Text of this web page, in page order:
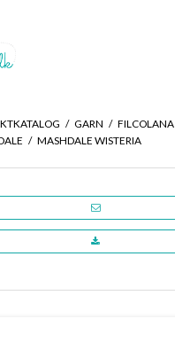
/ GARN / FILCOLANA
/ MASHDALE WISTERIA